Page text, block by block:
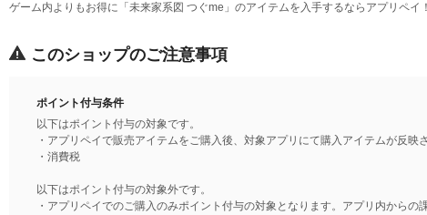
ゲーム内よりもお得に「未来家系図 つぐme」のアイテムを入手するならアプリペイ！
このショップのご注意事項
ポイント付与条件
以下はポイント付与の対象です。
・アプリペイで販売アイテムをご購入後、対象アプリにて購入アイテムが反映
・消費税
以下はポイント付与の対象外です。
・アプリペイでのご購入のみポイント付与の対象となります。アプリ内からの